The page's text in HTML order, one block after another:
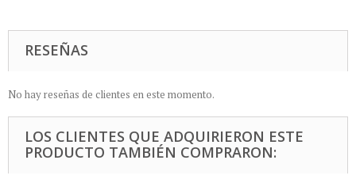
RESEÑAS
No hay reseñas de clientes en este momento.
LOS CLIENTES QUE ADQUIRIERON ESTE
PRODUCTO TAMBIÉN COMPRARON: